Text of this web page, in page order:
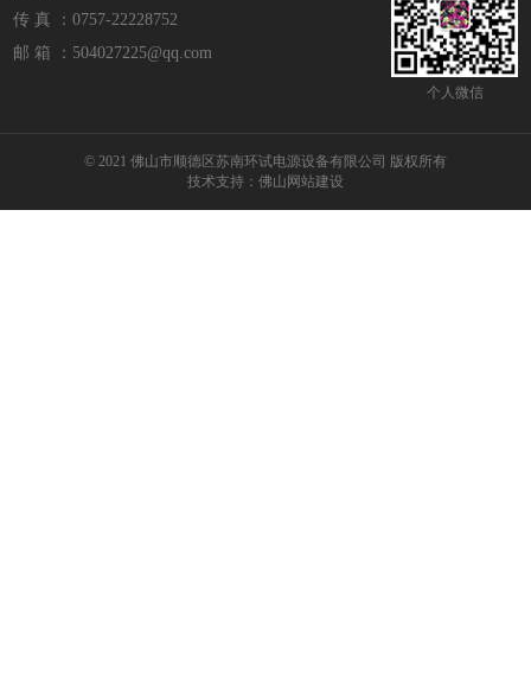
传 真 ：0757-22228752
邮 箱 ：504027225@qq.com
个人微信
© 2021 佛山市顺德区苏南环试电源设备有限公司 版权所有
技术支持： 佛山网站建设